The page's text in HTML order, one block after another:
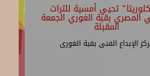
تحيي أمسية للتراث
المصري بقبة الغوري الجمعة
المقبلة
الإبداع الفنى بقبة الغورى